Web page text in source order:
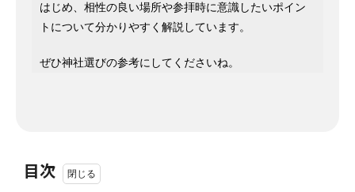
はじめ、相性の良い場所や参拝時に意識したいポイン
トについて分かりやすく解説しています。
ぜひ神社選びの参考にしてくださいね。
目次